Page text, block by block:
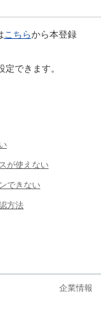
こちらから本登録
できます。
が使えない
できない
方法
企業情報